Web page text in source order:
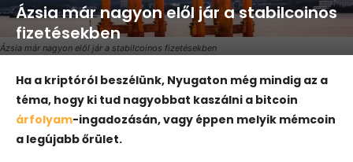
Ázsia már nagyon elől jár a stabilcoinos fizetésekben
Ázsia már nagyon elől jár a stabilcoinos
fizetésekben
Ha a kriptóról beszélünk, Nyugaton még mindig az a
téma, hogy ki tud nagyobbat kaszálni a bitcoin
árfolyam-ingadozásán, vagy éppen melyik mémcoin
a legújabb őrület.